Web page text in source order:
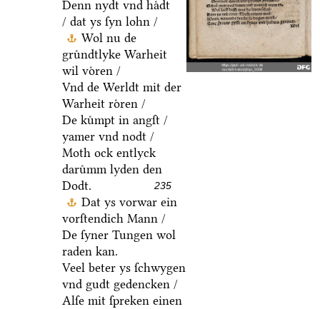
Denn nydt vnd haͤdt
/ dat ys ſyn lohn /
Wol nu de
gruͤndtlyke Warheit
wil voͤren /
Vnd de Werldt mit der
Warheit roͤren /
De kuͤmpt in angſt /
yamer vnd nodt /
Moth ock entlyck
daruͤmm lyden den
Dodt.
235
Dat ys vorwar ein
vorſtendich Mann /
De ſyner Tungen wol
raden kan.
Veel beter ys ſchwygen
vnd gudt gedencken /
Alſe mit ſpreken einen